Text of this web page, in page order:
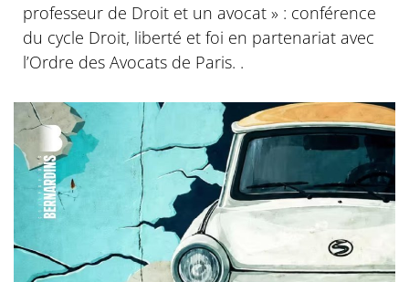
professeur de Droit et un avocat » : conférence
du cycle Droit, liberté et foi en partenariat avec
l’Ordre des Avocats de Paris. .